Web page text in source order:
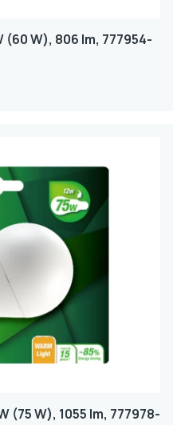
(60 W), 806 lm, 777954-
(75 W), 1055 lm, 777978-